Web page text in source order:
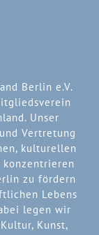
Berlin e.V.
Unser
Vertretung
kulturellen
konzentrieren
zu fördern
Lebens
legen wir
Kunst,